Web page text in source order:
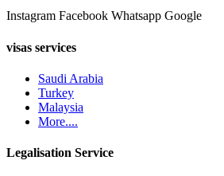
Instagram Facebook Whatsapp Google
visas services
Saudi Arabia
Turkey
Malaysia
More....
Legalisation Service